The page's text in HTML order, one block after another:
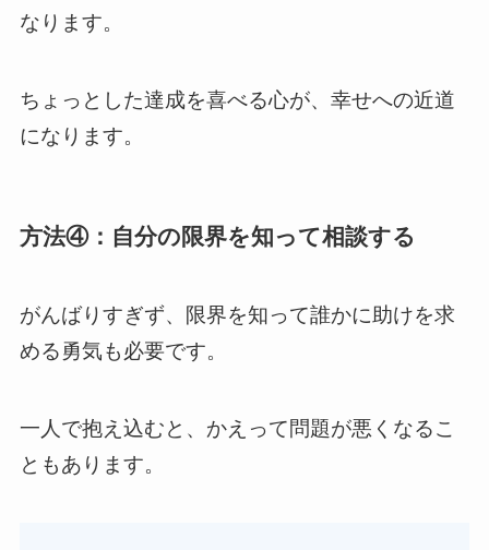
なります。
ちょっとした達成を喜べる心が、幸せへの近道
になります。
方法④：自分の限界を知って相談する
がんばりすぎず、限界を知って誰かに助けを求
める勇気も必要です。
一人で抱え込むと、かえって問題が悪くなるこ
ともあります。